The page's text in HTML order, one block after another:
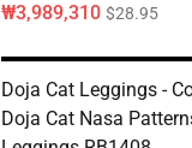
₩3,989,310 $28.95
Doja Cat Leggings -
Doja Cat Nasa